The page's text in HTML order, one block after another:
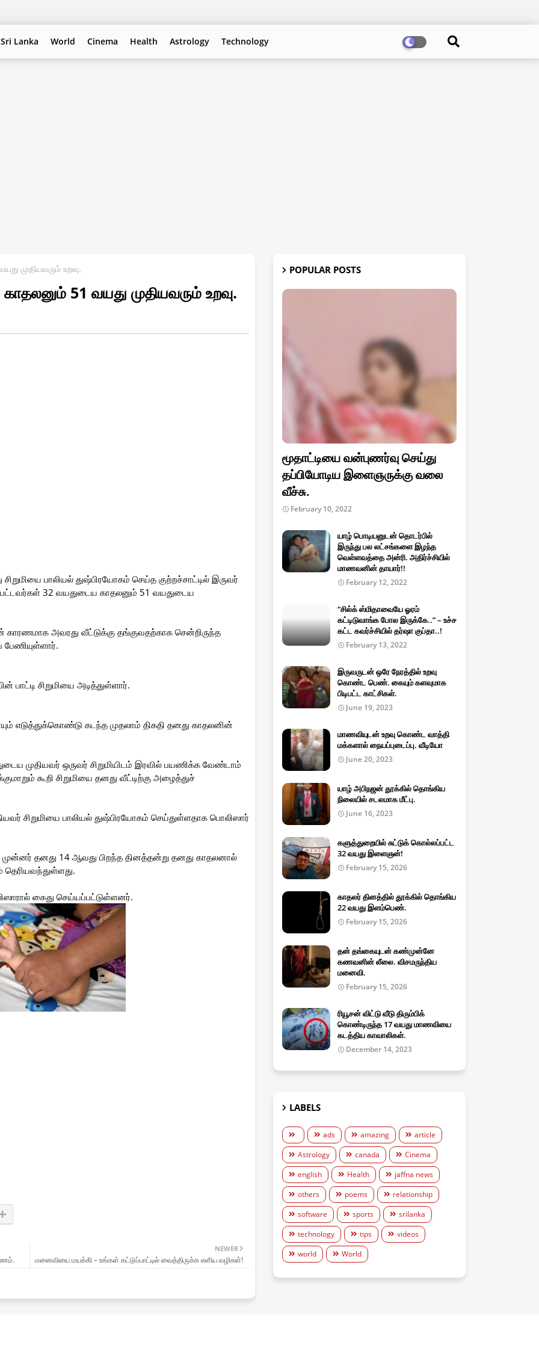
Sri Lanka World Cinema Health Astrology Technology
முதியவரும் உறவு.
51 வயது முதியவரும் உறவு.
பாலியல் துஷ்பிரயோகம் செய்த குற்றச்சாட்டில் இருவர்
32 வயதுடைய காதலனும் 51 வயதுடைய
காரணமாக அவரது வீட்டுக்கு தங்குவதற்காக சென்றிருந்த
பாட்டி சிறுமியை அடித்துள்ளார்.
எடுத்துக்கொண்டு கடந்த முதலாம் திகதி தனது காதலனின்
முதியவர் ஒருவர் சிறுமியிடம் இரவில் பயணிக்க வேண்டாம்
கூறி சிறுமியை தனது வீட்டிற்கு அழைத்துச்
சிறுமியை பாலியல் துஷ்பிரயோகம் செய்துள்ளதாக பொலிஸார்
முன்னர் தனது 14 ஆவது பிறந்த தினத்தன்று தனது காதலனால்
தெரியவந்துள்ளது.
கைது செய்யப்பட்டுள்ளனர்.
NEWER
மனைவியை மயக்கி – உங்கள் கட்டுப்பாட்டில் வைத்திருக்க எளிய வழிகள்!
POPULAR POSTS
மூதாட்டியை வன்புணர்வு செய்து
தப்பியோடிய இளைஞருக்கு வலை
வீச்சு.
February 10, 2022
யாழ் பொடியனுடன் தொடர்பில்
இருந்து பல லட்சங்களை இழந்த
வெள்ளவத்தை அன்ரி. அதிர்ச்சியில்
மாணவனின் தாயார்!!
February 12, 2022
“சில்க் ஸ்மிதாவையே ஓரம்
கட்டிடுவாங்க போல இருக்கே..” – உச்ச
கட்ட கவர்ச்சியில் தர்ஷா குப்தா..!
February 13, 2022
இருவருடன் ஒரே நேரத்தில் உறவு
கொண்ட பெண். கையும் களவுமாக
பிடிபட்ட காட்சிகள்.
June 19, 2023
மாணவியுடன் உறவு கொண்ட வாத்தி
மக்களால் நையப்புடைப்பு. வீடியோ
June 20, 2023
யாழ் அபிநஜன் தூக்கில் தொங்கிய
நிலையில் சடலமாக மீட்பு.
June 16, 2023
களுத்துறையில் சுட்டுக் கொல்லப்பட்ட
32 வயது இளைஞன்!
February 15, 2026
காதலர் தினத்தில் தூக்கில் தொங்கிய
22 வயது இளம்பெண்.
February 15, 2026
தன் தங்கையுடன் கண்முன்னே
கணவனின் லீலை. விசமருந்திய
மனைவி.
February 15, 2026
ரியூசன் விட்டு வீடு திரும்பிக்
கொண்டிருந்த 17 வயது மாணவியை
கடத்திய காவாலிகள்.
December 14, 2023
LABELS
ads amazing
article
Astrology
canada
Cinema
english
Health
jaffna news
others
poems
relationship
software
sports
srilanka
technology
tips
videos
world
World